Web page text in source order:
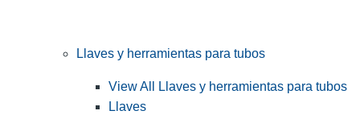
Llaves y herramientas para tubos
View All Llaves y herramientas para tubos
Llaves